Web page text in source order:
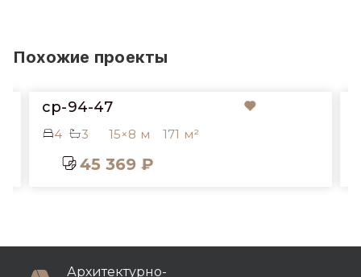
Похожие проекты
cp-94-47
4 3 15×8 м 171 м²
45 369 ₽
Архитектурно-